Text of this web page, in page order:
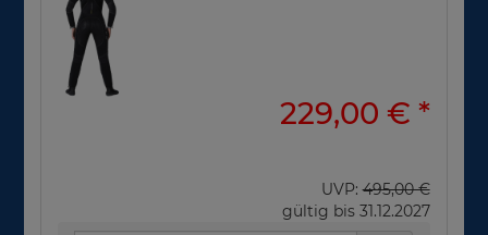
229,00 € *
UVP:495,00 €
gültig bis 31.12.2027